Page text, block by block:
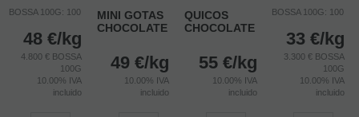
BOSSA 100G: 100
48 €/kg
4.800 € BOSSA
100G
10.00% IVA
incluido
MINI GOTAS
CHOCOLATE
49 €/kg
10.00% IVA
incluido
QUICOS
CHOCOLATE
55 €/kg
10.00% IVA
incluido
BOSSA 100G: 100
33 €/kg
3.300 € BOSSA
100G
10.00% IVA
incluido